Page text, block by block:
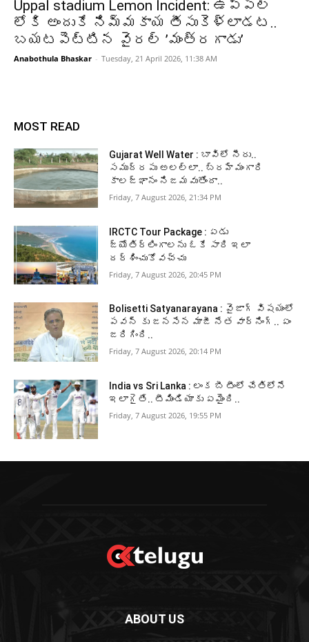
Uppal stadium Lemon Incident: ఉప్పల్
లోకి అందుకే నిమ్మకాయ తీసుకెళ్లాడట..
బయటపెట్టిన వైరల్ ’మంత్రగాడు’
Anabothula Bhaskar - Tuesday, 21 April 2026, 11:38 AM
MOST READ
Gujarat Well Water : బావిలో నీరు..
సముద్రపు అలల్లా.. బ్రహ్మంగారి
కాలజ్ఞానం నిజమవుతోందా..
Friday, 7 August 2026, 21:34 PM
IRCTC Tour Package : ఏడు
జ్యోతిర్లింగాలను ఓకే సారి ఇలా
దర్శించుకోవచ్చు
Friday, 7 August 2026, 20:45 PM
Bolisetti Satyanarayana : వైజాగ్ విషయంలో
పవన్ కు జనసేన మాజీ నేత వార్నింగ్.. ఏం
జరిగింది..
Friday, 7 August 2026, 20:14 PM
India vs Sri Lanka : లంక బీ టీంలో చేతిలోనే
ఇలాగైతే.. టీమిండియాకు ఏమైంది..
Friday, 7 August 2026, 19:55 PM
ABOUT US